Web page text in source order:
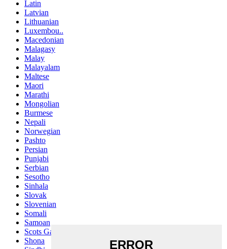
Latin
Latvian
Lithuanian
Luxembou..
Macedonian
Malagasy
Malay
Malayalam
Maltese
Maori
Marathi
Mongolian
Burmese
Nepali
Norwegian
Pashto
Persian
Punjabi
Serbian
Sesotho
Sinhala
Slovak
Slovenian
Somali
Samoan
Scots Gaelic
Shona